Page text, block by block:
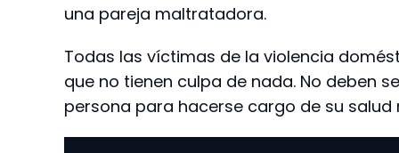
una pareja maltratadora.
Todas las víctimas de la violencia
que no tienen culpa de nada. No deben
persona para hacerse cargo de su salud